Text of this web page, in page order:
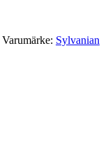
Varumärke: Sylvanian